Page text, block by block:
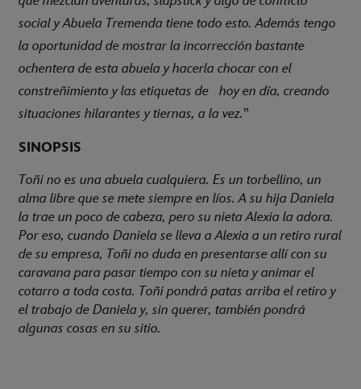
social y Abuela Tremenda tiene todo esto. Además tengo
la oportunidad de mostrar la incorrección bastante
ochentera de esta abuela y hacerla chocar con el
constreñimiento y las etiquetas de hoy en día, creando
situaciones hilarantes y tiernas, a la vez.”
SINOPSIS
Toñi no es una abuela cualquiera. Es un torbellino, un
alma libre que se mete siempre en líos. A su hija Daniela
la trae un poco de cabeza, pero su nieta Alexia la adora.
Por eso, cuando Daniela se lleva a Alexia a un retiro rural
de su empresa, Toñi no duda en presentarse allí con su
caravana para pasar tiempo con su nieta y animar el
cotarro a toda costa. Toñi pondrá patas arriba el retiro y
el trabajo de Daniela y, sin querer, también pondrá
algunas cosas en su sitio.